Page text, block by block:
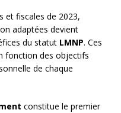
et fiscales de 2023,
adaptées devient
du statut LMNP. Ces
fonction des objectifs
de chaque
constitue le premier